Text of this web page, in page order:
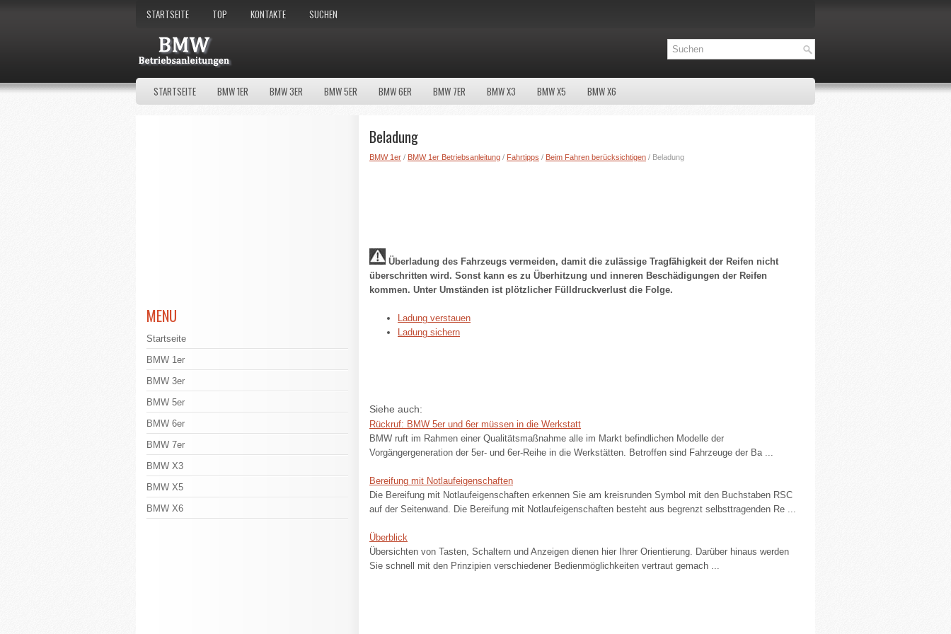
STARTSEITE TOP KONTAKTE SUCHEN
STARTSEITE BMW 1ER BMW 3ER BMW 5ER BMW 6ER BMW 7ER BMW X3 BMW X5 BMW X6
Beladung
BMW 1er / BMW 1er Betriebsanleitung / Fahrtipps / Beim Fahren berücksichtigen / Beladung
Überladung des Fahrzeugs vermeiden, damit die zulässige Tragfähigkeit der Reifen nicht
überschritten wird. Sonst kann es zu Überhitzung und inneren Beschädigungen der Reifen
kommen. Unter Umständen ist plötzlicher Fülldruckverlust die Folge.
Ladung verstauen
Ladung sichern
Siehe auch:
Rückruf: BMW 5er und 6er müssen in die Werkstatt
BMW ruft im Rahmen einer Qualitätsmaßnahme alle im Markt befindlichen Modelle der
Vorgängergeneration der 5er- und 6er-Reihe in die Werkstätten. Betroffen sind Fahrzeuge der Ba ...
Bereifung mit Notlaufeigenschaften
Die Bereifung mit Notlaufeigenschaften erkennen Sie am kreisrunden Symbol mit den Buchstaben RSC
auf der Seitenwand. Die Bereifung mit Notlaufeigenschaften besteht aus begrenzt selbsttragenden Re ...
Überblick
Übersichten von Tasten, Schaltern und Anzeigen dienen hier Ihrer Orientierung. Darüber hinaus werden
Sie schnell mit den Prinzipien verschiedener Bedienmöglichkeiten vertraut gemach ...
MENU
Startseite
BMW 1er
BMW 3er
BMW 5er
BMW 6er
BMW 7er
BMW X3
BMW X5
BMW X6